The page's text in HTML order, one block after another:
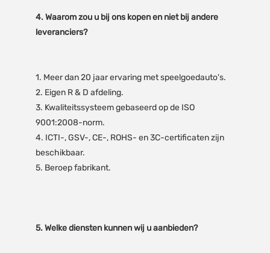
4. Waarom zou u bij ons kopen en niet bij andere
leveranciers?
1. Meer dan 20 jaar ervaring met speelgoedauto's.
2. Eigen R & D afdeling.
3. Kwaliteitssysteem gebaseerd op de ISO
9001:2008-norm.
4. ICTI-, GSV-, CE-, ROHS- en 3C-certificaten zijn
beschikbaar.
5. Welke diensten kunnen wij u aanbieden?